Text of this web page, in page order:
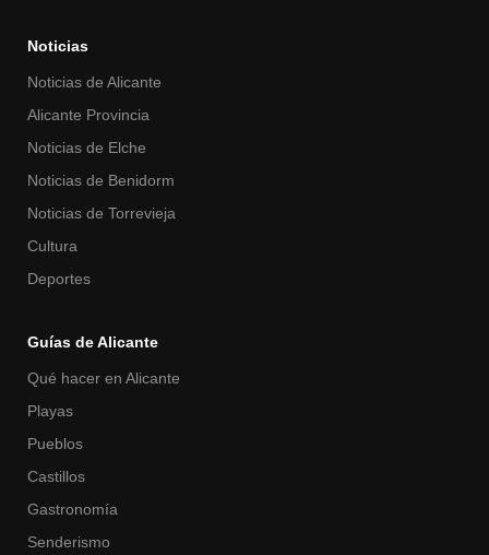
Noticias
Noticias de Alicante
Alicante Provincia
Noticias de Elche
Noticias de Benidorm
Noticias de Torrevieja
Cultura
Deportes
Guías de Alicante
Qué hacer en Alicante
Playas
Pueblos
Castillos
Gastronomía
Senderismo